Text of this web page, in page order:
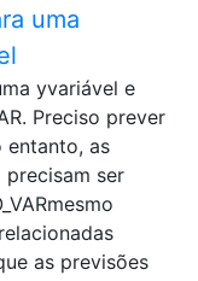
uma
yvariável e
Preciso prever
entanto, as
precisam ser
as previsões